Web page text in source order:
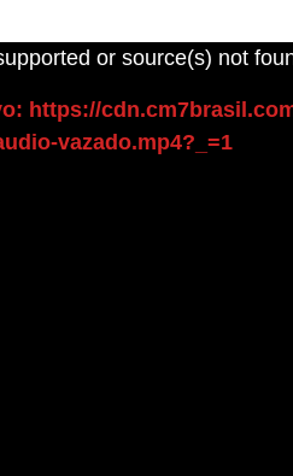
or source(s) not
https://
vazado.mp4?_=1